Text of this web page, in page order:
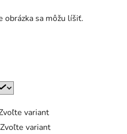
obrázka sa môžu líšiť.
variant
Zvoľte variant